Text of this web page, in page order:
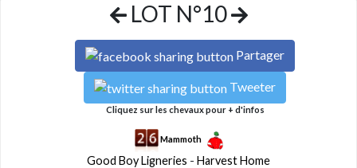
LOT N°10
Partager
Tweeter
Cliquez sur les chevaux pour + d'infos
Mammoth
Good Boy Ligneries - Harvest Home